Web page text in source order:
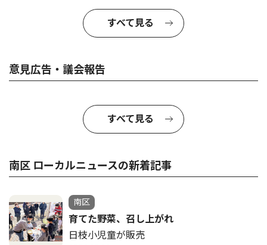
すべて見る
意見広告・議会報告
すべて見る
南区 ローカルニュースの新着記事
南区
育てた野菜、召し上がれ
日枝小児童が販売